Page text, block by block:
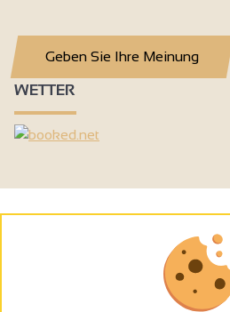
Geben Sie Ihre Meinung
WETTER